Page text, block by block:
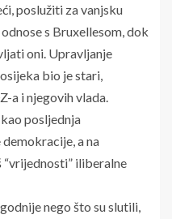
poslužiti za vanjsku
s Bruxellesom, dok
oni. Upravljanje
bio je stari,
a i njegovih vlada.
posljednja
a na
iliberalne
nego što su slutili,